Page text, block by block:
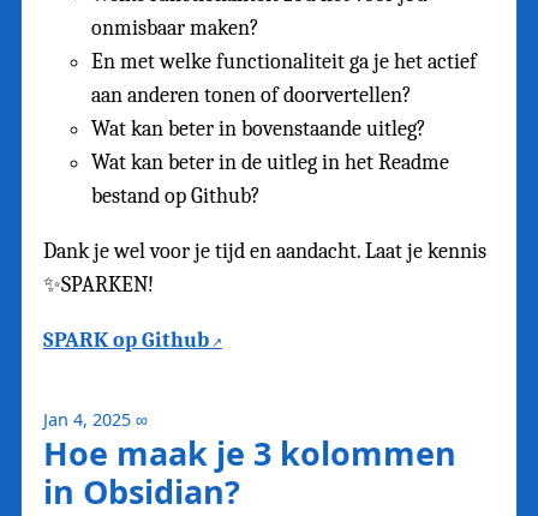
onmisbaar maken?
En met welke functionaliteit ga je het actief
aan anderen tonen of doorvertellen?
Wat kan beter in bovenstaande uitleg?
Wat kan beter in de uitleg in het Readme
bestand op Github?
Dank je wel voor je tijd en aandacht. Laat je kennis
✨SPARKEN!
SPARK op Github
Jan 4, 2025 ∞
Hoe maak je 3 kolommen
in Obsidian?